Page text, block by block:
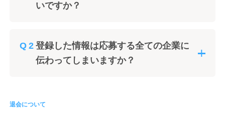
いですか？
登録した情報は応募する全ての企業に
伝わってしまいますか？
退会について